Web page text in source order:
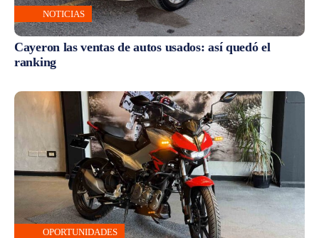
NOTICIAS
Cayeron las ventas de autos usados: así quedó el
ranking
OPORTUNIDADES